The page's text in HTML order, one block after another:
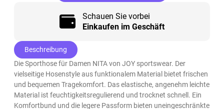
Schauen Sie vorbei
Einkaufen im Geschäft
Beschreibung
Die Sporthose für Damen NITA von JOY sportswear. Der
vielseitige Hosenstyle aus funktionalem Material bietet frischen
und bequemen Tragekomfort. Das elastische, angenehm leichte
Material ist feuchtigkeitsregulierend und trocknet schnell. Ein
Komfortbund und die legere Passform bieten uneingeschränkte